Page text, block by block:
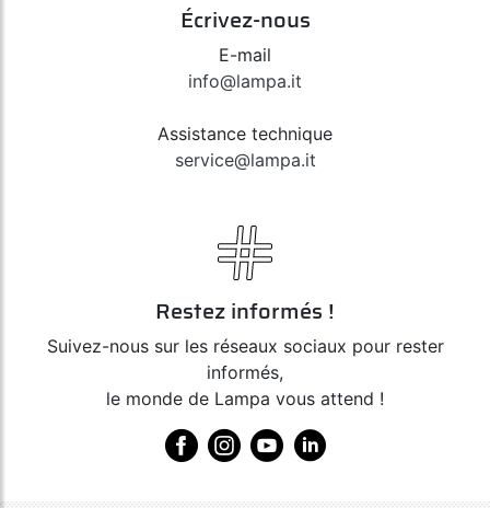
Écrivez-nous
E-mail
info@lampa.it
Assistance technique
service@lampa.it
Restez informés !
Suivez-nous sur les réseaux sociaux pour rester
informés,
le monde de Lampa vous attend !